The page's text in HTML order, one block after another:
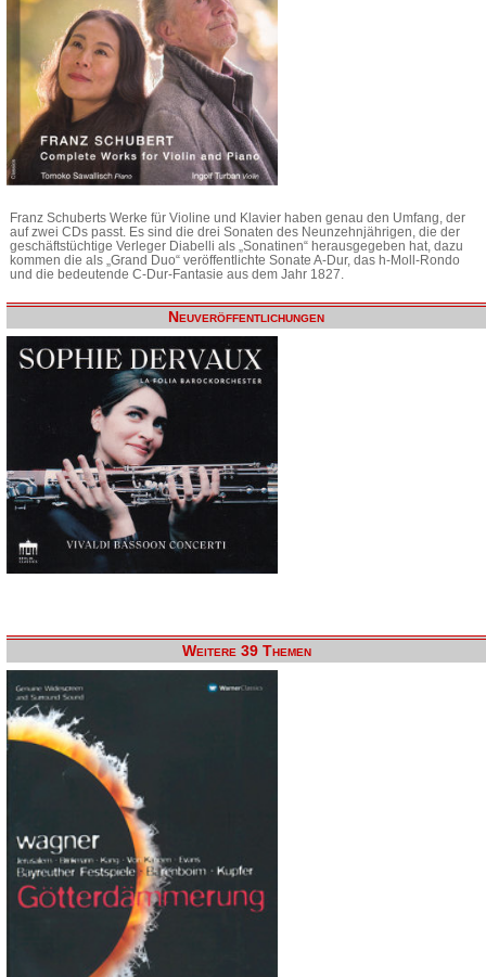
Franz Schuberts Werke für Violine und Klavier haben genau den Umfang, der
auf zwei CDs passt. Es sind die drei Sonaten des Neunzehnjährigen, die der
geschäftstüchtige Verleger Diabelli als „Sonatinen“ herausgegeben hat, dazu
kommen die als „Grand Duo“ veröffentlichte Sonate A-Dur, das h-Moll-Rondo
und die bedeutende C-Dur-Fantasie aus dem Jahr 1827.
Neuveröffentlichungen
Weitere 39 Themen